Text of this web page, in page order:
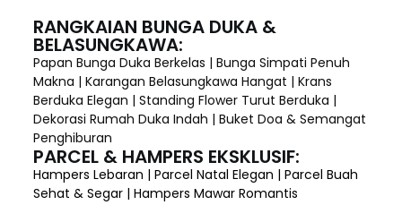
RANGKAIAN BUNGA DUKA &
BELASUNGKAWA:
Papan Bunga Duka Berkelas | Bunga Simpati Penuh
Makna | Karangan Belasungkawa Hangat | Krans
Berduka Elegan | Standing Flower Turut Berduka |
Dekorasi Rumah Duka Indah | Buket Doa & Semangat
Penghiburan
PARCEL & HAMPERS EKSKLUSIF:
Hampers Lebaran | Parcel Natal Elegan | Parcel Buah
Sehat & Segar | Hampers Mawar Romantis